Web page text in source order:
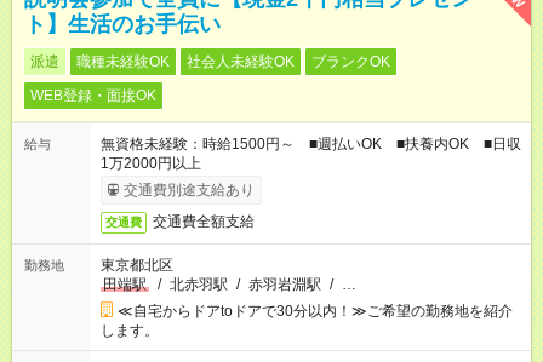
ト】生活のお手伝い
派遣 職種未経験OK 社会人未経験OK
ブランクOK
WEB登録・面接OK
給与
無資格未経験：時給1500円～ ■週払いOK ■扶養内OK ■日収
1万2000円以上
交通費別途支給あり
交通費 交通費全額支給
勤務地
東京都北区
田端駅
/ 北赤羽駅 / 赤羽岩淵駅 / …
≪自宅からドアtoドアで30分以内！≫ご希望の勤務地を紹介
します。